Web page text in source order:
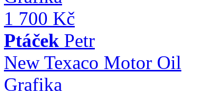
1 700 Kč
Ptáček Petr
New Texaco Motor Oil
Grafika